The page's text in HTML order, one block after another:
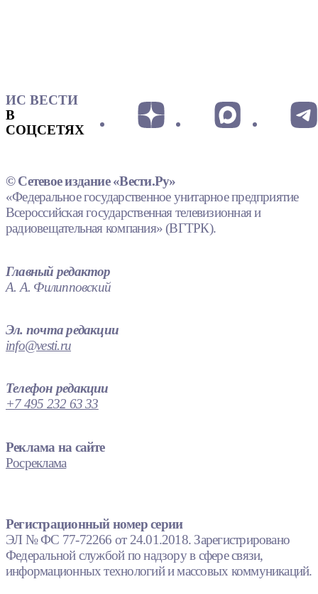
ИС ВЕСТИ
В
СОЦСЕТЯХ
© Сетевое издание «Вести.Ру»
«Федеральное государственное унитарное предприятие
Всероссийская государственная телевизионная и
радиовещательная компания» (ВГТРК).
Главный редактор
А. А. Филипповский
Эл. почта редакции
info@vesti.ru
Телефон редакции
+7 495 232 63 33
Реклама на сайте
Росреклама
Регистрационный номер серии
ЭЛ № ФС 77-72266 от 24.01.2018. Зарегистрировано
Федеральной службой по надзору в сфере связи,
информационных технологий и массовых коммуникаций.